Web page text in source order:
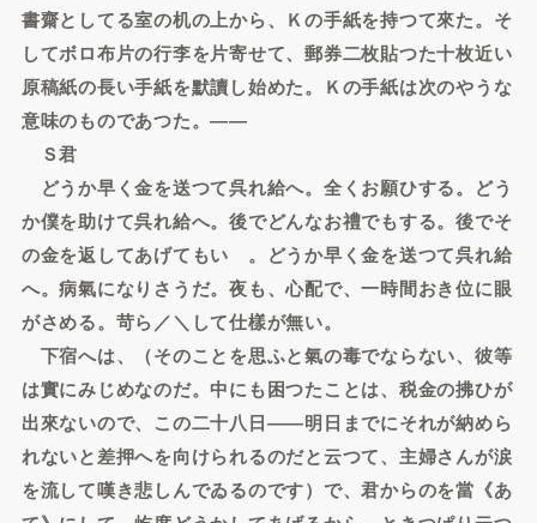
書齋としてる室の机の上から、Ｋの手紙を持つて來た。そ
してボロ布片の行李を片寄せて、郵券二枚貼つた十枚近い
原稿紙の長い手紙を默讀し始めた。Ｋの手紙は次のやうな
意味のものであつた。――
Ｓ君
どうか早く金を送つて呉れ給へ。全くお願ひする。どう
か僕を助けて呉れ給へ。後でどんなお禮でもする。後でそ
の金を返してあげてもいゝ。どうか早く金を送つて呉れ給
へ。病氣になりさうだ。夜も、心配で、一時間おき位に眼
がさめる。苛ら／＼して仕樣が無い。
下宿へは、（そのことを思ふと氣の毒でならない、彼等
は實にみじめなのだ。中にも困つたことは、税金の拂ひが
出來ないので、この二十八日――明日までにそれが納めら
れないと差押へを向けられるのだと云つて、主婦さんが涙
を流して嘆き悲しんでゐるのです）で、君からのを當《あ